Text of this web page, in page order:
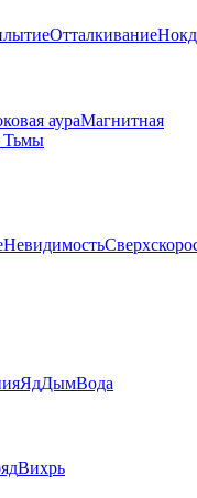
Отталкивание
аураМагнитная
Тьмы
Невидимость
ЯдДымВода
Вихрь